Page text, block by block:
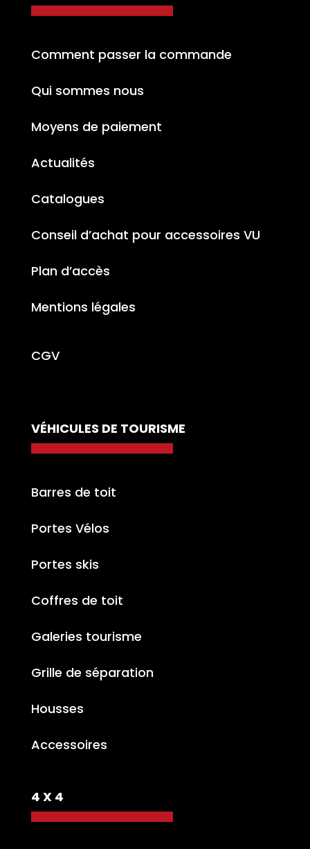
Comment passer la commande
Qui sommes nous
Moyens de paiement
Actualités
Catalogues
Conseil d’achat pour accessoires VU
Plan d’accès
Mentions légales
CGV
VÉHICULES DE TOURISME
Barres de toit
Portes Vélos
Portes skis
Coffres de toit
Galeries tourisme
Grille de séparation
Housses
Accessoires
4 X 4